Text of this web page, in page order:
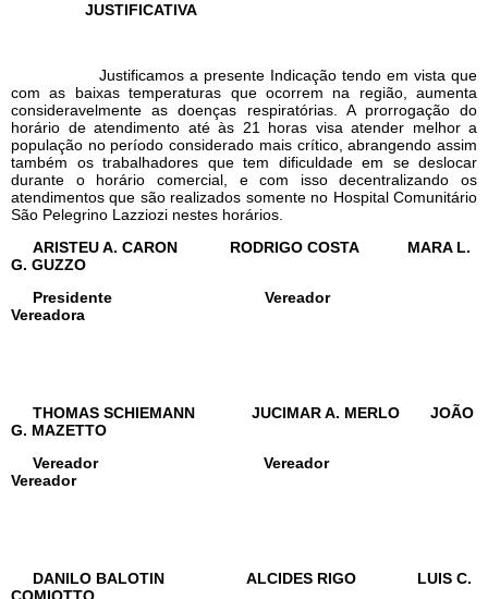
JUSTIFICATIVA
Justificamos a presente Indicação tendo em vista que
com as baixas temperaturas que ocorrem na região, aumenta
consideravelmente as doenças respiratórias. A prorrogação do
horário de atendimento até às 21 horas visa atender melhor a
população no período considerado mais crítico, abrangendo assim
também os trabalhadores que tem dificuldade em se deslocar
durante o horário comercial, e com isso decentralizando os
atendimentos que são realizados somente no Hospital Comunitário
São Pelegrino Lazziozi nestes horários.
ARISTEU A. CARON RODRIGO COSTA MARA L.
G. GUZZO
Presidente Vereador
Vereadora
THOMAS SCHIEMANN JUCIMAR A. MERLO JOÃO
G. MAZETTO
Vereador Vereador
Vereador
DANILO BALOTIN ALCIDES RIGO LUIS C.